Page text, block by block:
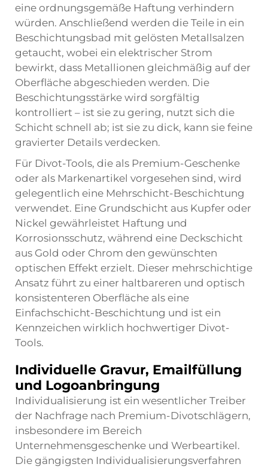
eine ordnungsgemäße Haftung verhindern
würden. Anschließend werden die Teile in ein
Beschichtungsbad mit gelösten Metallsalzen
getaucht, wobei ein elektrischer Strom
bewirkt, dass Metallionen gleichmäßig auf der
Oberfläche abgeschieden werden. Die
Beschichtungsstärke wird sorgfältig
kontrolliert – ist sie zu gering, nutzt sich die
Schicht schnell ab; ist sie zu dick, kann sie feine
gravierter Details verdecken.
Für Divot-Tools, die als Premium-Geschenke
oder als Markenartikel vorgesehen sind, wird
gelegentlich eine Mehrschicht-Beschichtung
verwendet. Eine Grundschicht aus Kupfer oder
Nickel gewährleistet Haftung und
Korrosionsschutz, während eine Deckschicht
aus Gold oder Chrom den gewünschten
optischen Effekt erzielt. Dieser mehrschichtige
Ansatz führt zu einer haltbareren und optisch
konsistenteren Oberfläche als eine
Einfachschicht-Beschichtung und ist ein
Kennzeichen wirklich hochwertiger Divot-
Tools.
Individuelle Gravur, Emailfüllung
und Logoanbringung
Individualisierung ist ein wesentlicher Treiber
der Nachfrage nach Premium-Divotschlägern,
insbesondere im Bereich
Unternehmensgeschenke und Werbeartikel.
Die gängigsten Individualisierungsverfahren